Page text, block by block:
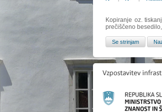
Kopiranje oz.
prečiščeno